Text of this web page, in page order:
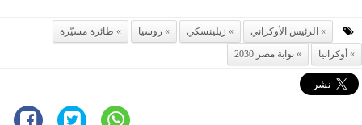
الرئيس الأوكراني زيلينسكي روسيا
طائرة مسيّرة
أوكرانيا
بوابة مصر 2030